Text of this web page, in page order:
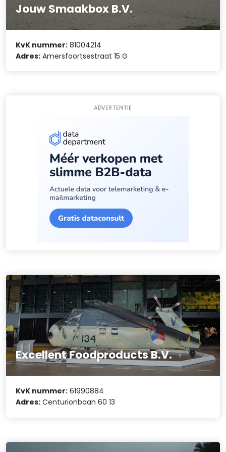
Jouw Smaakbox B.V.
KvK nummer: 81004214
Adres: Amersfoortsestraat 15 G
ADVERTENTIE
Excellent Foodproducts B.V.
KvK nummer: 61990884
Adres: Centurionbaan 60 13